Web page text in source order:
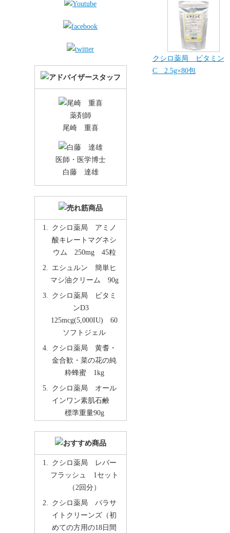
クシロ薬局 ビタミン
C 2.5g×80包
薬剤師
尾崎 重喜
医師・医学博士
白藤 達雄
クシロ薬局 アミノ
酸キレートマグネシ
ウム 250mg 45粒
エシュルン 簡単ヒ
マシ油クリーム 90g
クシロ薬局 ビタミ
ンD3
125mcg(5,000IU) 60
ソフトジェル
クシロ薬局 黄耆・
金合歓・菜の花の純
粋蜂蜜 1kg
クシロ薬局 オール
インワン素肌石鹸
標準重量90g
クシロ薬局 レバー
フラッシュ 1セット
（2回分）
クシロ薬局 パラサ
イトクリーンズ（初
めての方用の18日間